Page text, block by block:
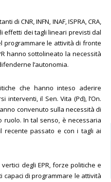
CNR, INFN, INAF, ISPRA, CRA,
effetti dei tagli lineari previsti dal
programmare le attività di fronte
hanno sottolineato la necessità
l’autonomia.
che hanno inteso aderire
il Sen. Vita (Pd), l’On.
convenuto sulla necessità di
In tal senso, è necessaria
recente passato e con i tagli ai
degli EPR, forze politiche e
capaci di programmare le attività